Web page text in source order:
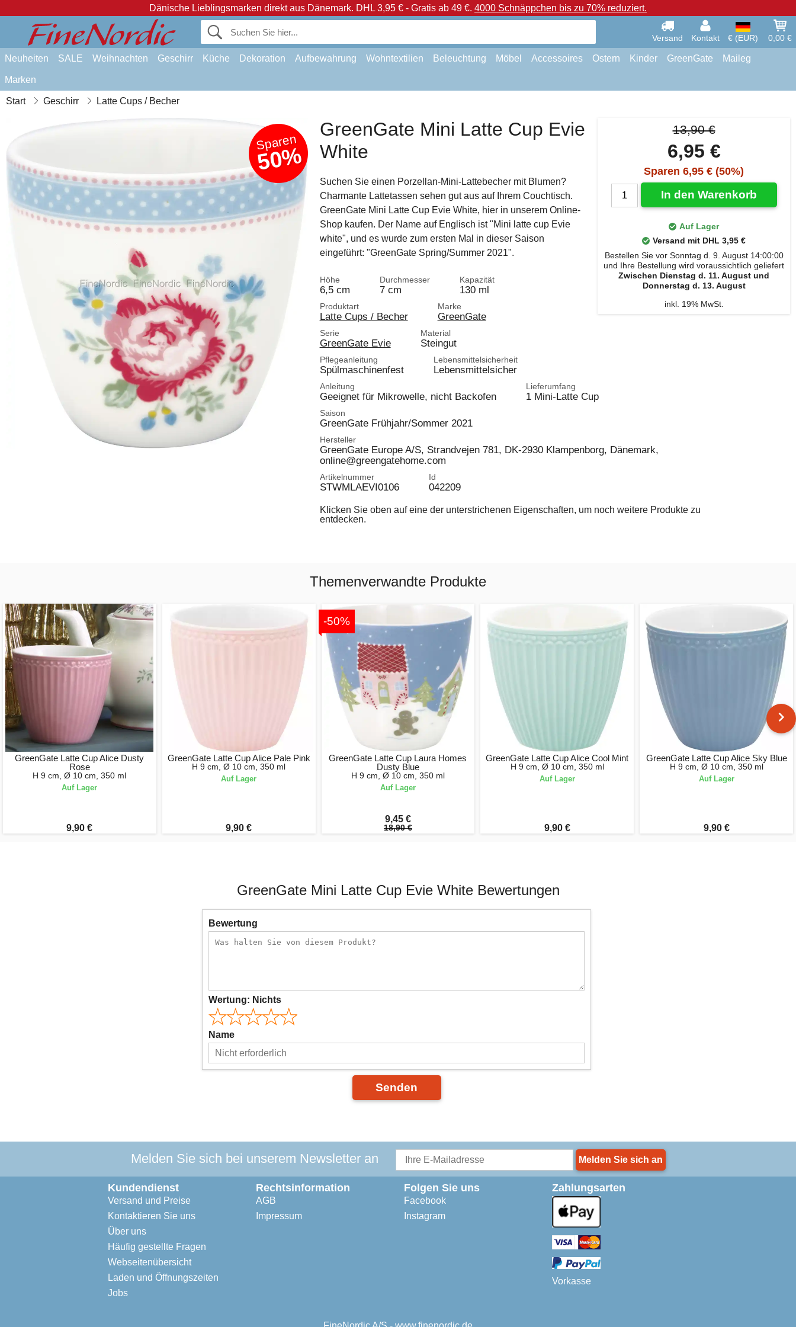
Dänische Lieblingsmarken direkt aus Dänemark. DHL 3,95 € - Gratis ab 49 €. 4000 Schnäppchen bis zu 70% reduziert.
Versand Kontakt € (EUR) 0,00 €
Neuheiten SALE Weihnachten Geschirr Küche Dekoration Aufbewahrung Wohntextilien Beleuchtung Möbel Accessoires Ostern Kinder GreenGate Maileg
Marken
Start Geschirr Latte Cups / Becher
Sparen
50%
13,90 €
6,95 €
Sparen 6,95 € (50%)
In den Warenkorb
Auf Lager
Versand mit DHL 3,95 €
Bestellen Sie vor Sonntag d. 9. August 14:00:00
und Ihre Bestellung wird voraussichtlich geliefert
Zwischen Dienstag d. 11. August und
Donnerstag d. 13. August
inkl. 19% MwSt.
GreenGate Mini Latte Cup Evie
White
Suchen Sie einen Porzellan-Mini-Lattebecher mit Blumen?
Charmante Lattetassen sehen gut aus auf Ihrem Couchtisch.
GreenGate Mini Latte Cup Evie White, hier in unserem Online-
Shop kaufen. Der Name auf Englisch ist "Mini latte cup Evie
white", und es wurde zum ersten Mal in dieser Saison
eingeführt: "GreenGate Spring/Summer 2021".
Höhe
6,5 cm
Durchmesser
7 cm
Kapazität
130 ml
Produktart
Latte Cups / Becher
Marke
GreenGate
Serie
GreenGate Evie
Material
Steingut
Pflegeanleitung
Spülmaschinenfest
Lebensmittelsicherheit
Lebensmittelsicher
Anleitung
Geeignet für Mikrowelle, nicht Backofen
Lieferumfang
1 Mini-Latte Cup
Saison
GreenGate Frühjahr/Sommer 2021
Hersteller
GreenGate Europe A/S, Strandvejen 781, DK-2930 Klampenborg, Dänemark,
online@greengatehome.com
Artikelnummer
STWMLAEVI0106
Id
042209
Klicken Sie oben auf eine der unterstrichenen Eigenschaften, um noch weitere Produkte zu
entdecken.
Themenverwandte Produkte
GreenGate Latte Cup Alice Dusty
Rose
H 9 cm, Ø 10 cm, 350 ml
Auf Lager
9,90 €
GreenGate Latte Cup Alice Pale Pink
H 9 cm, Ø 10 cm, 350 ml
Auf Lager
9,90 €
-50%
GreenGate Latte Cup Laura Homes
Dusty Blue
H 9 cm, Ø 10 cm, 350 ml
Auf Lager
9,45 €
18,90 €
GreenGate Latte Cup Alice Cool Mint
H 9 cm, Ø 10 cm, 350 ml
Auf Lager
9,90 €
GreenGate Latte Cup Alice Sky Blue
H 9 cm, Ø 10 cm, 350 ml
Auf Lager
9,90 €
GreenGate Mini Latte Cup Evie White Bewertungen
Bewertung
Wertung: Nichts
Name
Senden
Melden Sie sich bei unserem Newsletter an Melden Sie sich an
Kundendienst
Versand und Preise
Kontaktieren Sie uns
Über uns
Häufig gestellte Fragen
Webseitenübersicht
Laden und Öffnungszeiten
Jobs
Rechtsinformation
AGB
Impressum
Folgen Sie uns
Facebook
Instagram
Zahlungsarten
Vorkasse